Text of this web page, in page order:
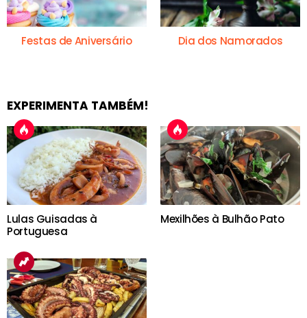
Festas de Aniversário Dia dos Namorados
EXPERIMENTA TAMBÉM!
Lulas Guisadas à
Portuguesa
Mexilhões à Bulhão Pato